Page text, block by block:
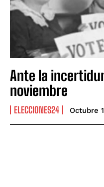
Ante la
noviembre
ELECCIONES24 Octubre